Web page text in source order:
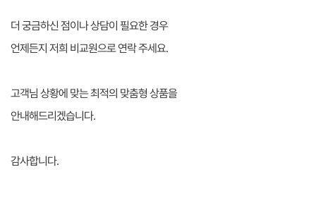
더 궁금하신 점이나 상담이 필요한 경우
언제든지 저희 비교원으로 연락 주세요.
고객님 상황에 맞는 최적의 맞춤형 상품을
안내해드리겠습니다.
감사합니다.